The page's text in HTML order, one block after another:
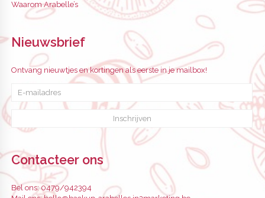
Waarom Arabelle’s
Nieuwsbrief
Ontvang nieuwtjes en kortingen als eerste in je mailbox!
Contacteer ons
Bel ons:0479/942394